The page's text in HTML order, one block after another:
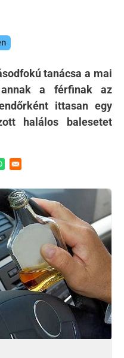
tanácsa a mai
a férfinak az
ittasan egy
halálos balesetet
new window
in a new window
in a new window